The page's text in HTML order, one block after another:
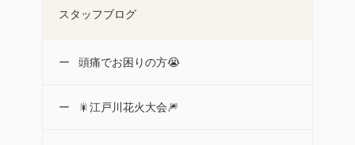
スタッフブログ
頭痛でお困りの方😭
🎇江戸川花火大会🎆